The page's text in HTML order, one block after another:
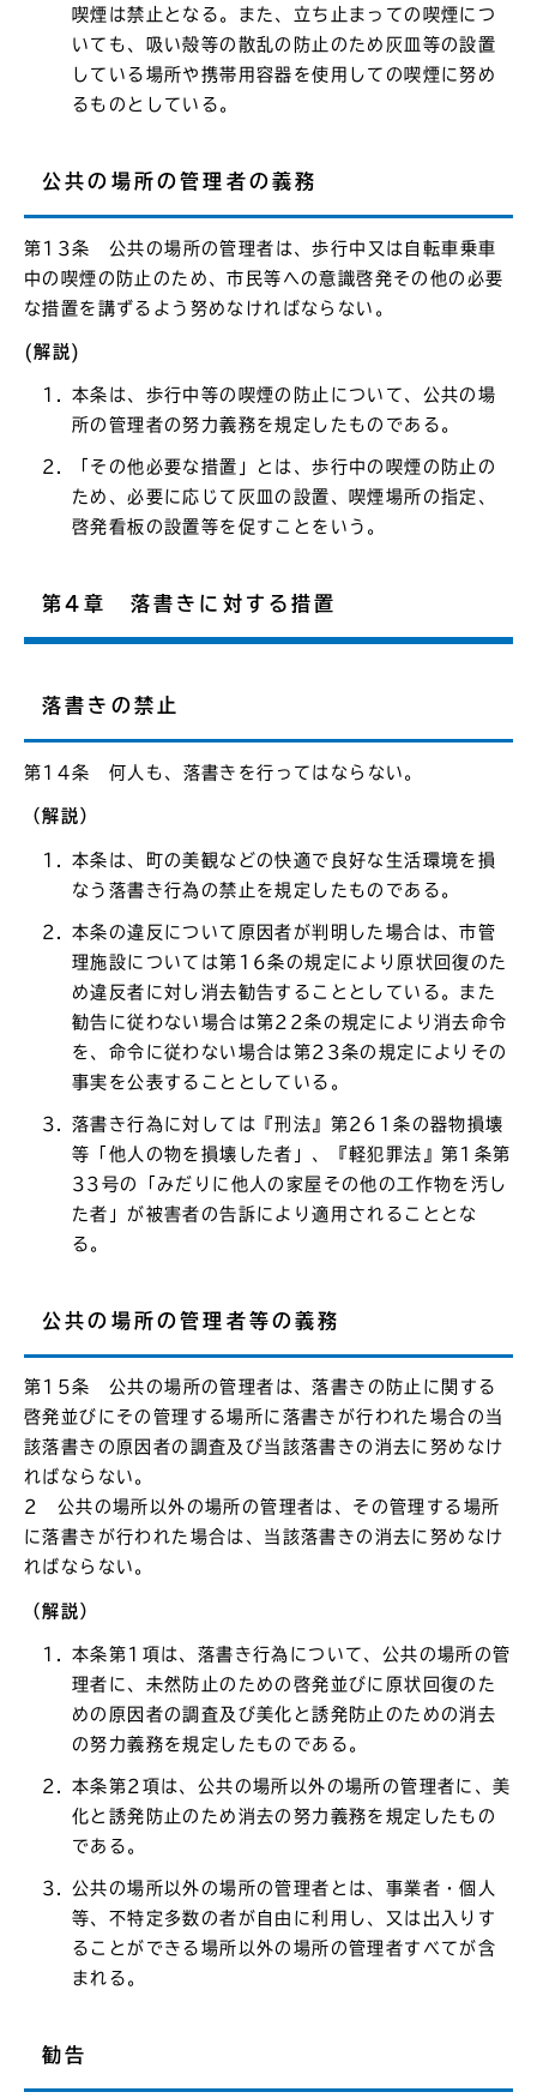
喫煙は禁止となる。また、立ち止まっての喫煙につ
いても、吸い殻等の散乱の防止のため灰皿等の設置
している場所や携帯用容器を使用しての喫煙に努め
るものとしている。
公共の場所の管理者の義務
第13条 公共の場所の管理者は、歩行中又は自転車乗車
中の喫煙の防止のため、市民等への意識啓発その他の必要
な措置を講ずるよう努めなければならない。
(解説)
本条は、歩行中等の喫煙の防止について、公共の場
所の管理者の努力義務を規定したものである。
「その他必要な措置」とは、歩行中の喫煙の防止の
ため、必要に応じて灰皿の設置、喫煙場所の指定、
啓発看板の設置等を促すことをいう。
第4章 落書きに対する措置
落書きの禁止
第14条 何人も、落書きを行ってはならない。
（解説）
本条は、町の美観などの快適で良好な生活環境を損
なう落書き行為の禁止を規定したものである。
本条の違反について原因者が判明した場合は、市管
理施設については第16条の規定により原状回復のた
め違反者に対し消去勧告することとしている。また
勧告に従わない場合は第22条の規定により消去命令
を、命令に従わない場合は第23条の規定によりその
事実を公表することとしている。
落書き行為に対しては『刑法』第261条の器物損壊
等「他人の物を損壊した者」、『軽犯罪法』第1条第
33号の「みだりに他人の家屋その他の工作物を汚し
た者」が被害者の告訴により適用されることとな
る。
公共の場所の管理者等の義務
第15条 公共の場所の管理者は、落書きの防止に関する
啓発並びにその管理する場所に落書きが行われた場合の当
該落書きの原因者の調査及び当該落書きの消去に努めなけ
ればならない。
2 公共の場所以外の場所の管理者は、その管理する場所
に落書きが行われた場合は、当該落書きの消去に努めなけ
ればならない。
（解説）
本条第1項は、落書き行為について、公共の場所の管
理者に、未然防止のための啓発並びに原状回復のた
めの原因者の調査及び美化と誘発防止のための消去
の努力義務を規定したものである。
本条第2項は、公共の場所以外の場所の管理者に、美
化と誘発防止のため消去の努力義務を規定したもの
である。
公共の場所以外の場所の管理者とは、事業者・個人
等、不特定多数の者が自由に利用し、又は出入りす
ることができる場所以外の場所の管理者すべてが含
まれる。
勧告